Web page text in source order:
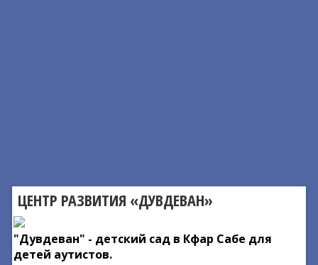
ЦЕНТР РАЗВИТИЯ «ДУВДЕВАН»
"Дувдеван" - детский сад в Кфар Сабе для
детей аутистов.